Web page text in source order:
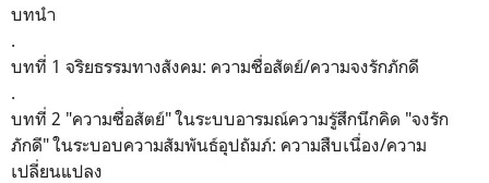
บทนำ
.
บทที่ 1 จริยธรรมทางสังคม: ความซื่อสัตย์/ความจงรักภักดี
.
บทที่ 2 "ความซื่อสัตย์" ในระบบอารมณ์ความรู้สึกนึกคิด "จงรัก
ภักดี" ในระบอบความสัมพันธ์อุปถัมภ์: ความสืบเนื่อง/ความ
เปลี่ยนแปลง